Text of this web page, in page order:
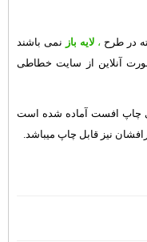
در طرح ، لایه باز نمی باشند
آنلاین از سایت خطاطی
چاپ افست آماده شده است
نیز قابل چاپ میباشد.